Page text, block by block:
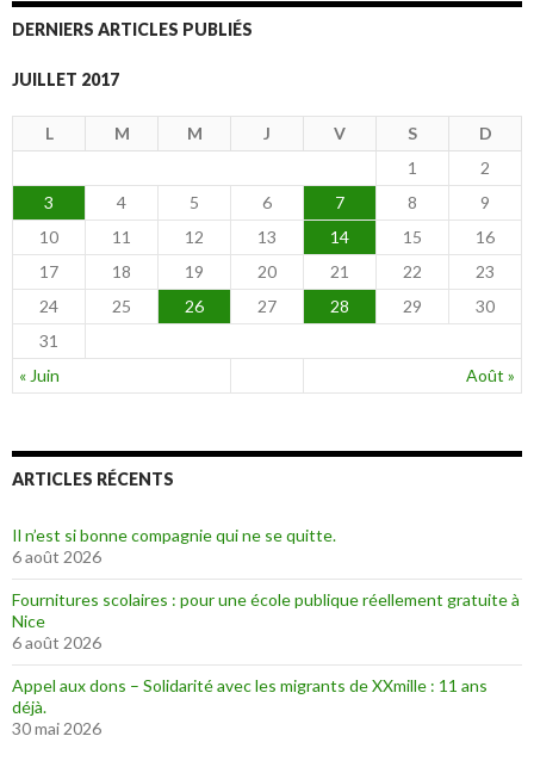
DERNIERS ARTICLES PUBLIÉS
JUILLET 2017
L M M J V S D
« Juin Août »
1
2
3
4 5 6 7 8
9
10
11 12 13 14 15
16
17
18 19 20 21 22
23
24
25 26 27 28 29
30
31
ARTICLES RÉCENTS
Il n’est si bonne compagnie qui ne se quitte.
6 août 2026
Fournitures scolaires : pour une école publique réellement gratuite à
Nice
6 août 2026
Appel aux dons – Solidarité avec les migrants de XXmille : 11 ans
déjà.
30 mai 2026